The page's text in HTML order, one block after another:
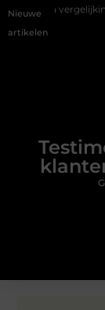
Nieuwe
artikelen